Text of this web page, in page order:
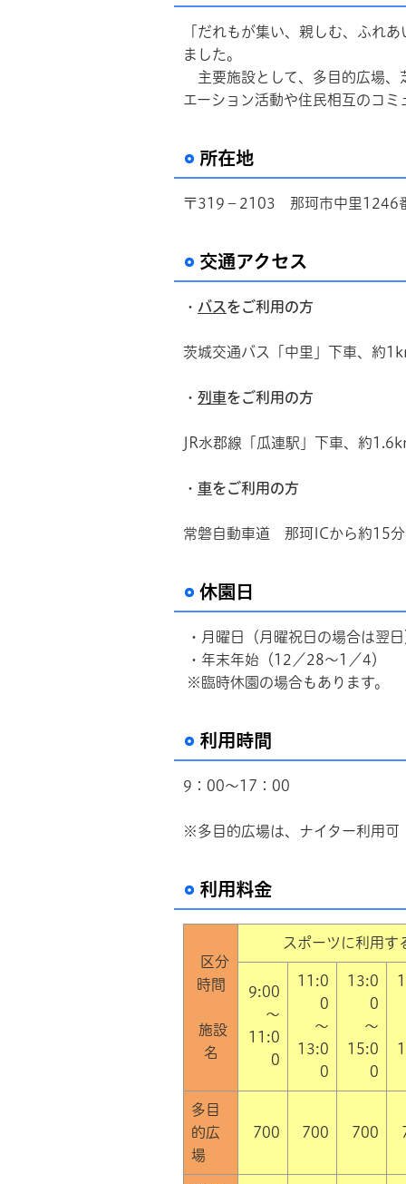
「だれもが集い、親しむ、ふれ
ました。
主要施設として、多目的広場、
エーション活動や住民相互のコ
所在地
〒319－2103 那珂市中里1246
交通アクセス
・ バスをご利用の方
茨城交通バス「中里」下車、約
・ 列車をご利用の方
JR水郡線「瓜連駅」下車、約
・ 車をご利用の方
常磐自動車道 那珂ICから約15分
休園日
・月曜日（月曜祝日の場合は翌
・年末年始（12／28～1／4）
※臨時休園の場合もあります。
利用時間
9：00～17：00
※多目的広場は、ナイター利用
利用料金
区分
時間
施設
名
スポーツに利用す
9:00
～
11:0
0
11:0
0
～
13:0
0
13:0
0
～
15:0
0
多目
的広
場
700 700 700